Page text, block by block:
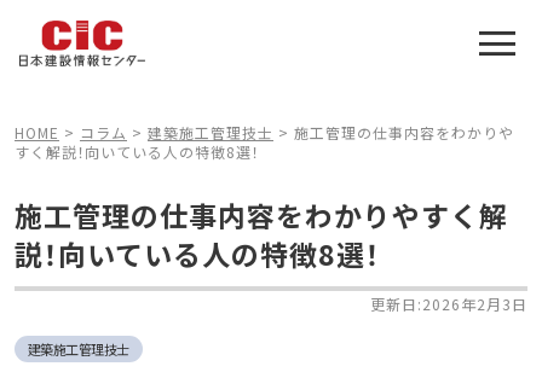
HOME > コラム > 建築施工管理技士 > 施工管理の仕事内容をわかりや
すく解説！向いている人の特徴8選！
施工管理の仕事内容をわかりやすく解
説！向いている人の特徴8選！
更新日:2026年2月3日
建築施工管理技士